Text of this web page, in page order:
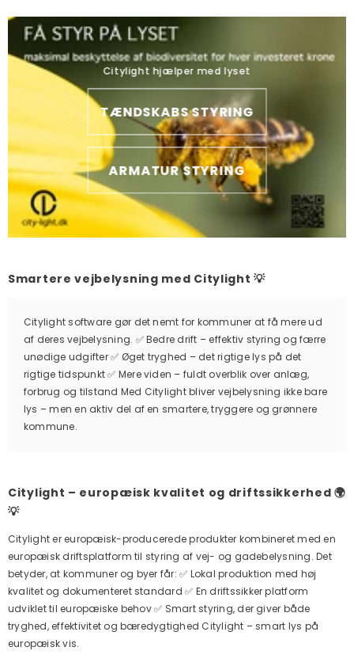
Citylight hjælper med lyset
TÆNDSKABS STYRING
ARMATUR STYRING
Smartere vejbelysning med Citylight 💡
Citylight software gør det nemt for kommuner at få mere ud
af deres vejbelysning. ✅ Bedre drift – effektiv styring og færre
unødige udgifter ✅ Øget tryghed – det rigtige lys på det
rigtige tidspunkt ✅ Mere viden – fuldt overblik over anlæg,
forbrug og tilstand Med Citylight bliver vejbelysning ikke bare
lys – men en aktiv del af en smartere, tryggere og grønnere
kommune.
Citylight – europæisk kvalitet og driftssikkerhed 🌍
💡
Citylight er europæisk-producerede produkter kombineret med en
europæisk driftsplatform til styring af vej- og gadebelysning. Det
betyder, at kommuner og byer får: ✅ Lokal produktion med høj
kvalitet og dokumenteret standard ✅ En driftssikker platform
udviklet til europæiske behov ✅ Smart styring, der giver både
tryghed, effektivitet og bæredygtighed Citylight – smart lys på
europæisk vis.